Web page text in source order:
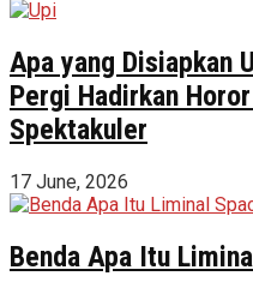
Apa yang Disiapkan
Pergi Hadirkan
Spektakuler
17 June, 2026
Benda Apa Itu